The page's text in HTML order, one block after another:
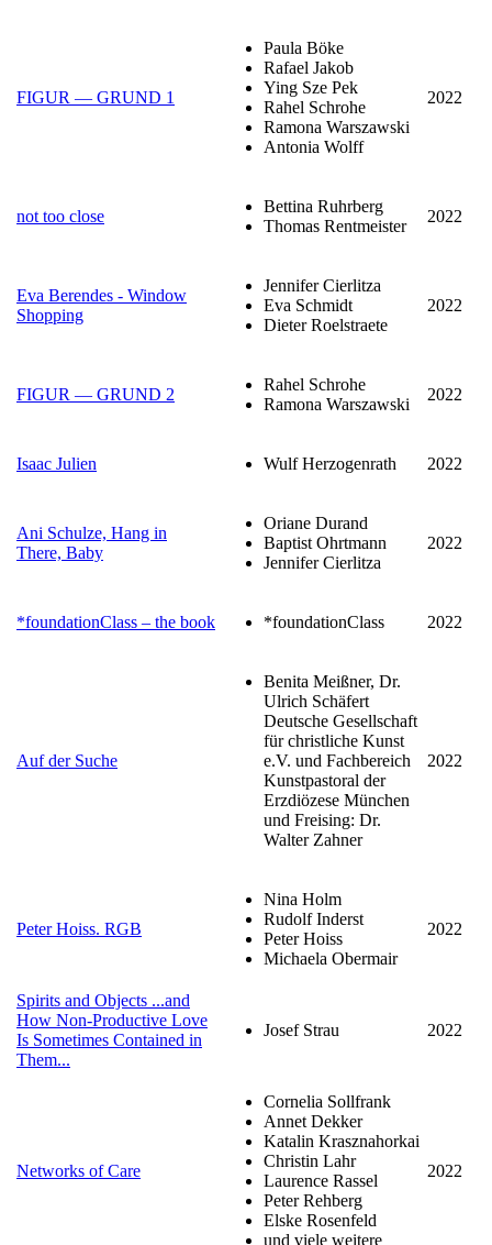
FIGUR — GRUND 1
Paula Böke
Rafael Jakob
Ying Sze Pek
Rahel Schrohe
Ramona Warszawski
Antonia Wolff
2022
not too close
Bettina Ruhrberg
Thomas Rentmeister
2022
Eva Berendes - Window
Shopping
Jennifer Cierlitza
Eva Schmidt
Dieter Roelstraete
2022
FIGUR — GRUND 2
Rahel Schrohe
Ramona Warszawski
2022
Isaac Julien Wulf Herzogenrath 2022
Ani Schulze, Hang in
There, Baby
Oriane Durand
Baptist Ohrtmann
Jennifer Cierlitza
2022
*foundationClass – the book *foundationClass 2022
Auf der Suche
Benita Meißner, Dr.
Ulrich Schäfert
Deutsche Gesellschaft
für christliche Kunst
e.V. und Fachbereich
Kunstpastoral der
Erzdiözese München
und Freising: Dr.
Walter Zahner
2022
Peter Hoiss. RGB
Nina Holm
Rudolf Inderst
Peter Hoiss
Michaela Obermair
2022
Spirits and Objects ...and
How Non-Productive Love
Is Sometimes Contained in
Them...
Josef Strau 2022
Networks of Care
Cornelia Sollfrank
Annet Dekker
Katalin Krasznahorkai
Christin Lahr
Laurence Rassel
Peter Rehberg
Elske Rosenfeld
und viele weitere
2022